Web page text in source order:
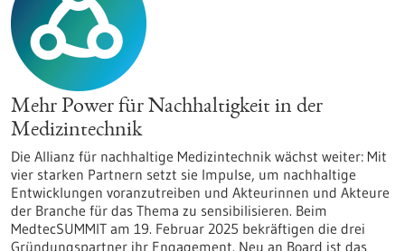
Mehr Power für Nachhaltigkeit in der
Medizintechnik
Die Allianz für nachhaltige Medizintechnik wächst weiter: Mit
vier starken Partnern setzt sie Impulse, um nachhaltige
Entwicklungen voranzutreiben und Akteurinnen und Akteure
der Branche für das Thema zu sensibilisieren. Beim
MedtecSUMMIT am 19. Februar 2025 bekräftigen die drei
Gründungspartner ihr Engagement. Neu an Board ist das